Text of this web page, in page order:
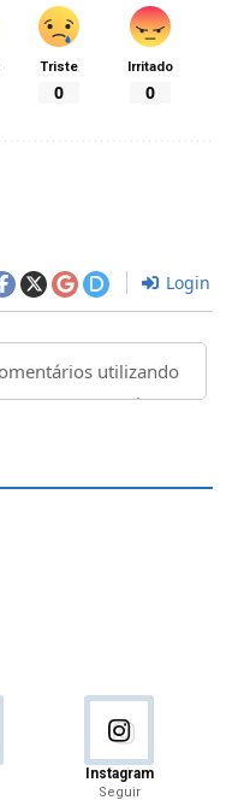
Triste
0
Irritado
0
Login
Instagram
Seguir